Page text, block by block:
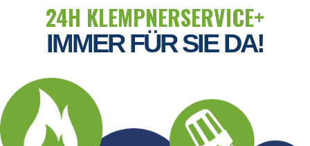
24H KLEMPNERSERVICE+
IMMER FÜR SIE DA!